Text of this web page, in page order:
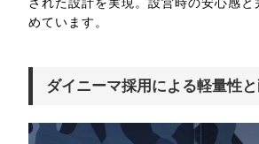
された設計を実現。設営時の安心感と
めています。
ダイニーマ採用による軽量性